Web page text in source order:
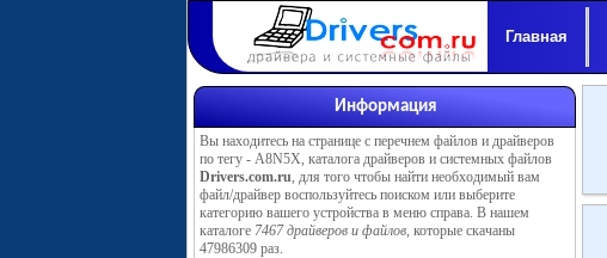
Главная
Информация
Вы находитесь на странице с перечнем файлов и драйверов
по тегу - A8N5X, каталога драйверов и системных файлов
Drivers.com.ru, для того чтобы найти необходимый вам
файл/драйвер воспользуйтесь поиском или выберите
категорию вашего устройства в меню справа. В нашем
каталоге 7467 драйверов и файлов, которые скачаны
47986309 раз.